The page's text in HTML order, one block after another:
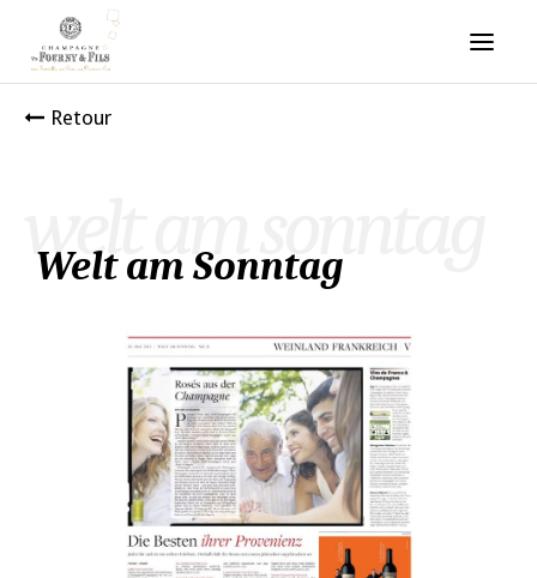
Retour
welt am sonntag
Welt am Sonntag